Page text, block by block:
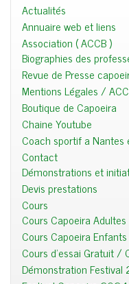
Actualités
Annuaire web et liens
Association ( ACCB )
Biographies des
Revue de Presse
Mentions Légales /
Boutique de Capoeira
Chaine Youtube
Coach sportif a Nantes
Contact
Démonstrations et
Devis prestations
Cours
Cours Capoeira Adultes
Cours Capoeira Enfants
Cours d'essai Gratuit
Démonstration Festival